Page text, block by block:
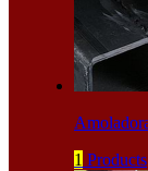
1 Products